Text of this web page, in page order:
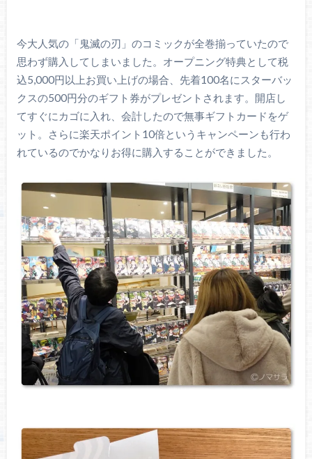
今大人気の「鬼滅の刃」のコミックが全巻揃っていたので
思わず購入してしまいました。オープニング特典として税
込5,000円以上お買い上げの場合、先着100名にスターバッ
クスの500円分のギフト券がプレゼントされます。開店し
てすぐにカゴに入れ、会計したので無事ギフトカードをゲ
ット。さらに楽天ポイント10倍というキャンペーンも行わ
れているのでかなりお得に購入することができました。